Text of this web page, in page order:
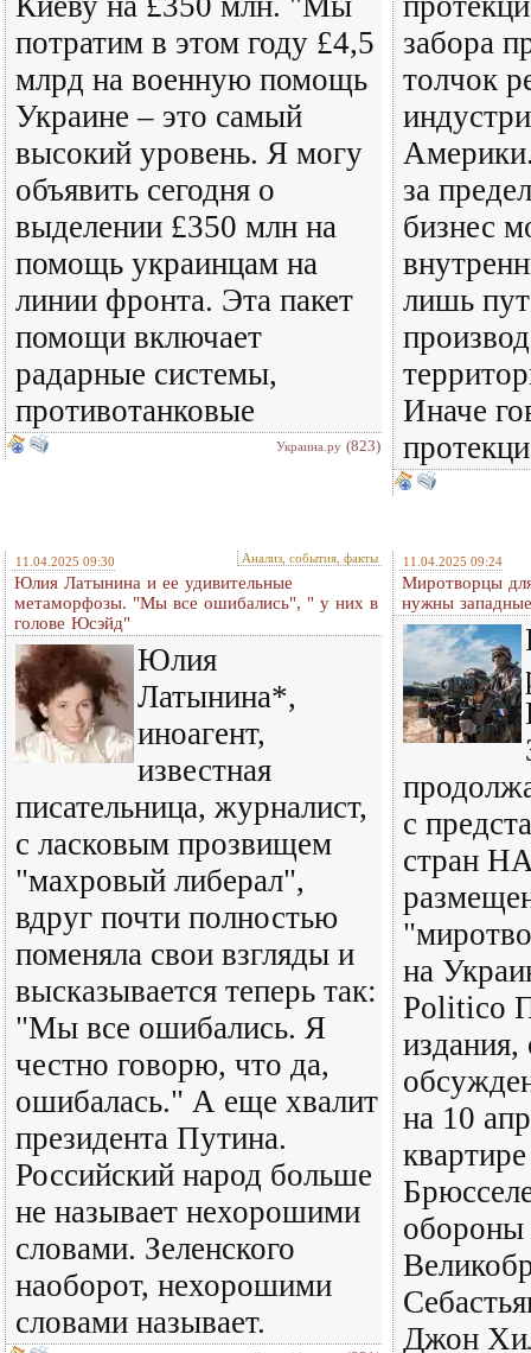
потратим в этом году £4,5
млрд на военную помощь
Украине – это самый
высокий уровень. Я могу
объявить сегодня о
выделении £350 млн на
помощь украинцам на
линии фронта. Эта пакет
помощи включает
радарные системы,
противотанковые
Украина.ру (823)
забора
толчок
за
бизнес
лишь
Иначе
11.04.2025 09:30 Анализ, события, факты
Юлия Латынина и ее удивительные
метаморфозы. "Мы все ошибались", " у них в
голове Юсэйд"
Юлия
Латынина*,
иноагент,
известная
писательница, журналист,
с ласковым прозвищем
"махровый либерал",
вдруг почти полностью
поменяла свои взгляды и
высказывается теперь так:
"Мы все ошибались. Я
честно говорю, что да,
ошибалась." А еще хвалит
президента Путина.
Российский народ больше
не называет нехорошими
словами. Зеленского
наоборот, нехорошими
словами называет.
11.04.2025 09:24
Миротворцы
нужны
с
стран
на
Politico
издания,
на 10
Джон